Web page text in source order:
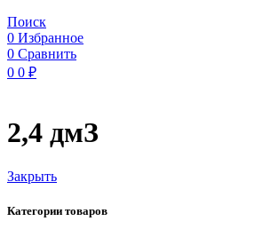
Поиск
0 Избранное
0 Сравнить
0 0 ₽
2,4 дмЗ
Закрыть
Категории товаров